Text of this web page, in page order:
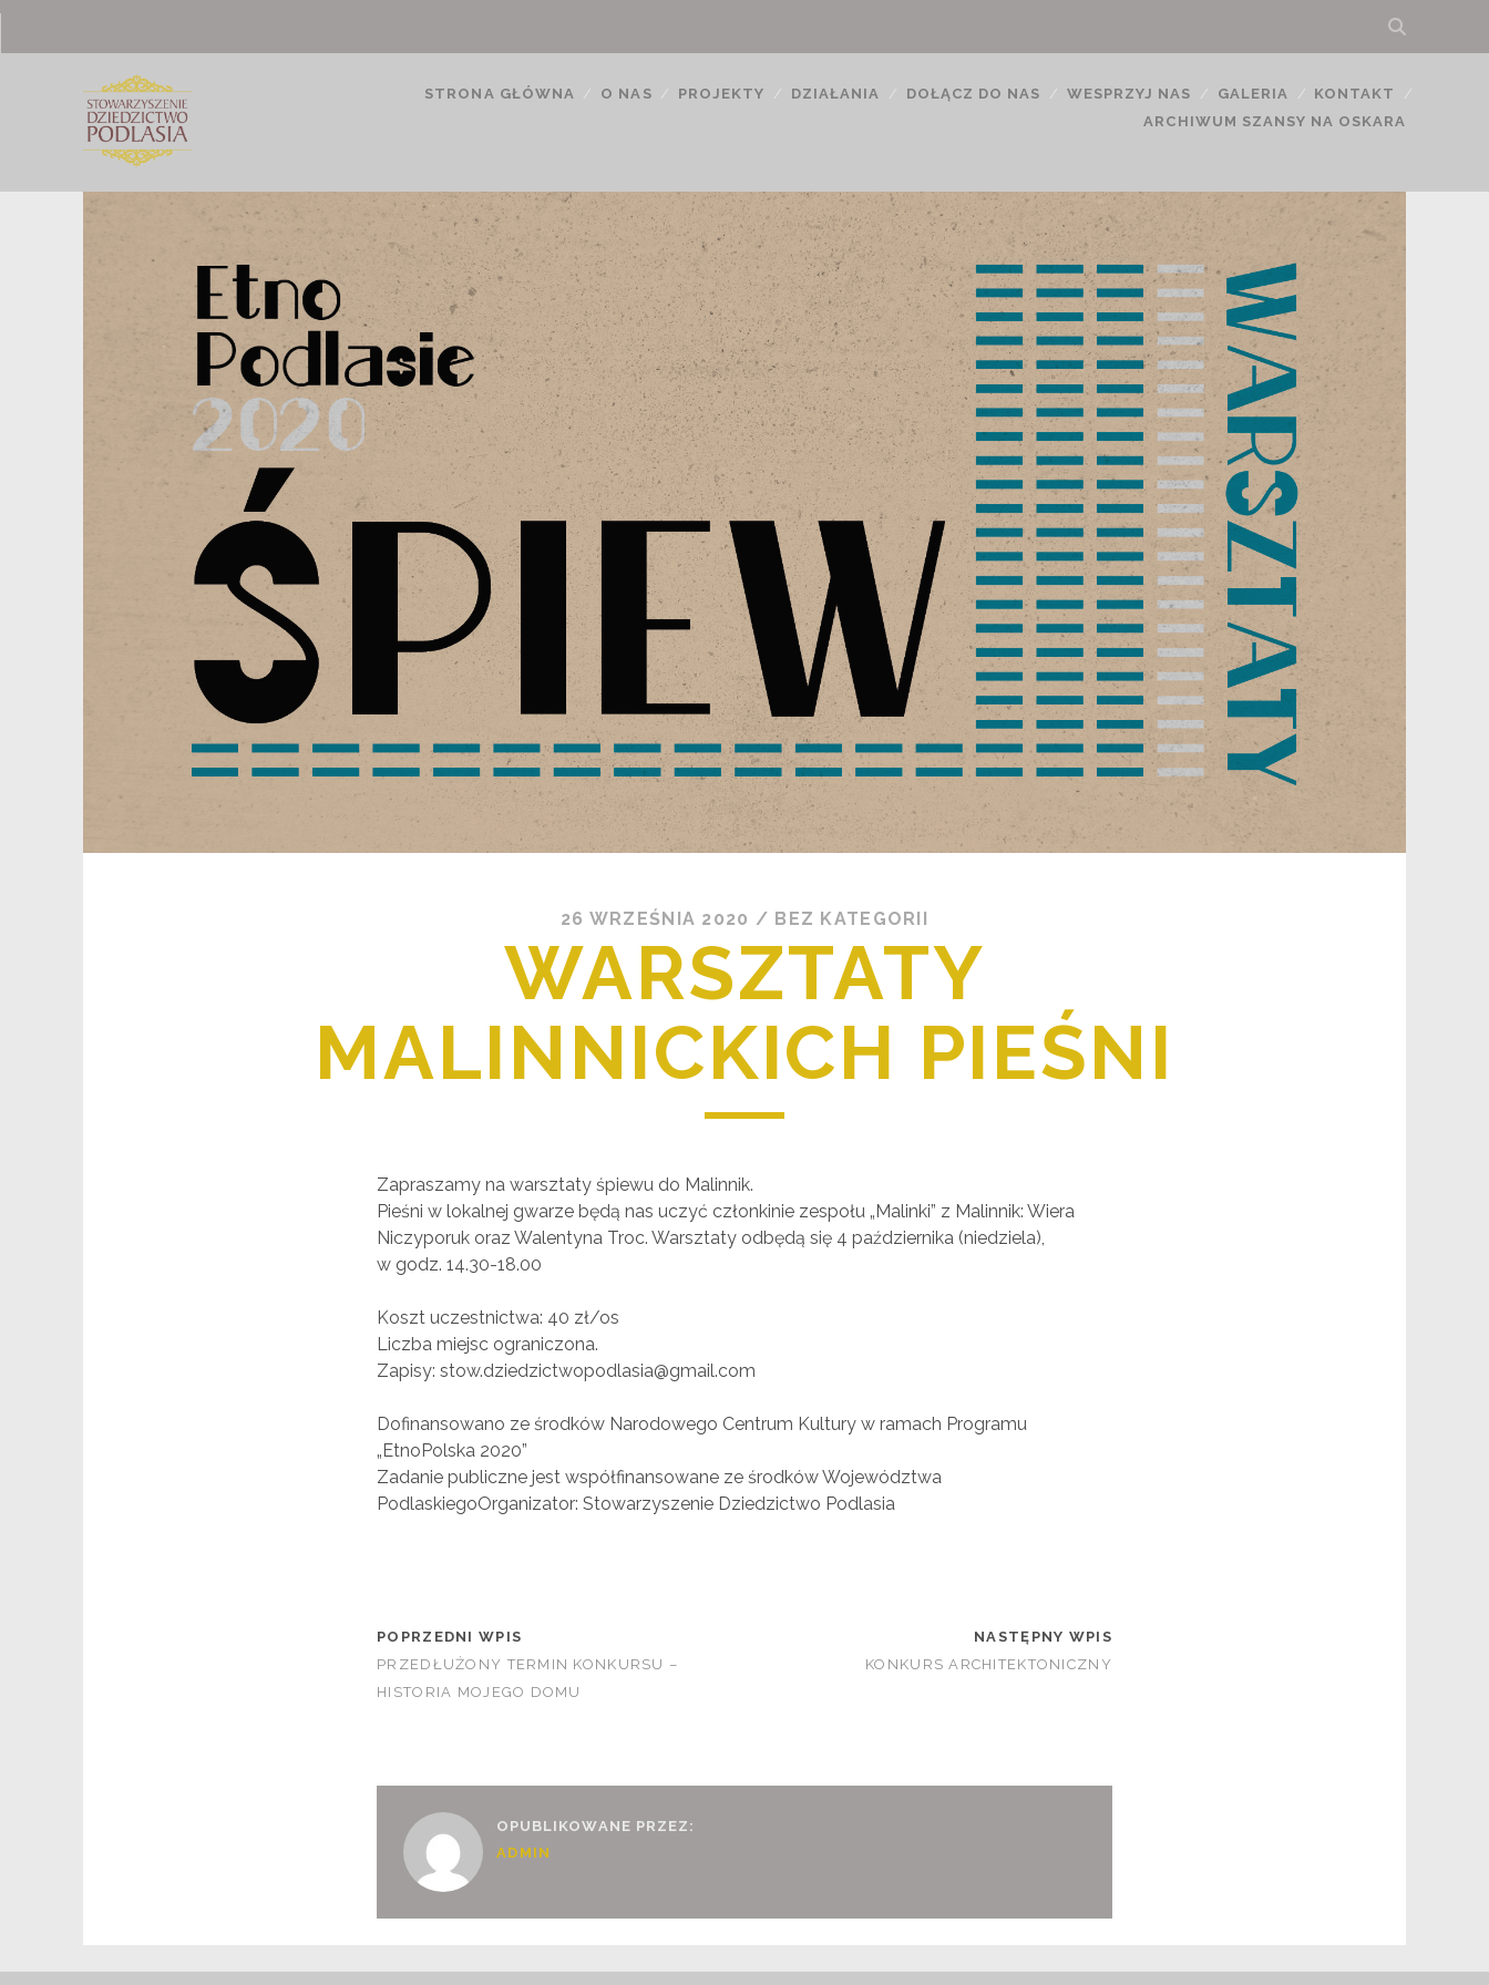
STRONA GŁÓWNA O NAS PROJEKTY DZIAŁANIA DOŁĄCZ DO NAS WESPRZYJ NAS GALERIA
KONTAKT
ARCHIWUM SZANSY NA OSKARA
26 WRZEŚNIA 2020 / BEZ KATEGORII
WARSZTATY
MALINNICKICH PIEŚNI
Zapraszamy na warsztaty śpiewu do Malinnik.
Pieśni w lokalnej gwarze będą nas uczyć członkinie zespołu „Malinki” z Malinnik: Wiera
Niczyporuk oraz Walentyna Troc. Warsztaty odbędą się 4 października (niedziela),
w godz. 14.30-18.00
Koszt uczestnictwa: 40 zł/os
Liczba miejsc ograniczona.
Zapisy: stow.dziedzictwopodlasia@gmail.com
Dofinansowano ze środków Narodowego Centrum Kultury w ramach Programu
„EtnoPolska 2020”
Zadanie publiczne jest współfinansowane ze środków Województwa
PodlaskiegoOrganizator: Stowarzyszenie Dziedzictwo Podlasia
POPRZEDNI WPIS
PRZEDŁUŻONY TERMIN KONKURSU –
HISTORIA MOJEGO DOMU
NASTĘPNY WPIS
KONKURS ARCHITEKTONICZNY
OPUBLIKOWANE PRZEZ:
ADMIN